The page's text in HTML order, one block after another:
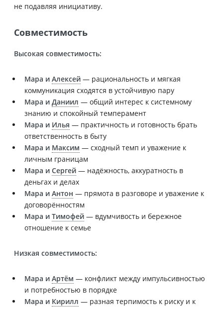
не подавляя инициативу.
Совместимость
Высокая совместимость:
Мара и Алексей — рациональность и мягкая
коммуникация сходятся в устойчивую пару
Мара и Даниил — общий интерес к системному
знанию и спокойный темперамент
Мара и Илья — практичность и готовность брать
ответственность в быту
Мара и Максим — сходный темп и уважение к
личным границам
Мара и Сергей — надёжность, аккуратность в
деньгах и делах
Мара и Антон — прямота в разговоре и уважение к
договорённостям
Мара и Тимофей — вдумчивость и бережное
отношение к семье
Низкая совместимость:
Мара и Артём — конфликт между импульсивностью
и потребностью в порядке
Мара и Кирилл — разная терпимость к риску и к